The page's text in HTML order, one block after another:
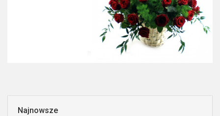
Najnowsze